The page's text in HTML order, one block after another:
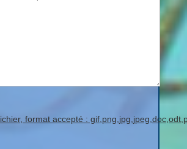
format accepté :